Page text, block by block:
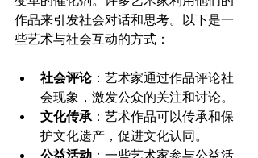
作品来引发社会对话和思考。以下是一
些艺术与社会互动的方式：
社会评论：艺术家通过作品评论社
会现象，激发公众的关注和讨论。
文化传承 ：艺术作品可以传承和保
护文化遗产，促进文化认同。
公益活动 ：一些艺术家参与公益活